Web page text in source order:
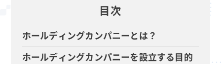
目次
ホールディングカンパニーとは？
ホールディングカンパニーを設立する目的